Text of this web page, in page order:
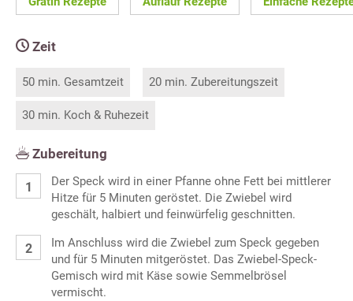
Zeit
50 min. Gesamtzeit 20 min. Zubereitungszeit
30 min. Koch & Ruhezeit
Zubereitung
Der Speck wird in einer Pfanne ohne Fett bei mittlerer
Hitze für 5 Minuten geröstet. Die Zwiebel wird
geschält, halbiert und feinwürfelig geschnitten.
Im Anschluss wird die Zwiebel zum Speck gegeben
und für 5 Minuten mitgeröstet. Das Zwiebel-Speck-
Gemisch wird mit Käse sowie Semmelbrösel
vermischt.